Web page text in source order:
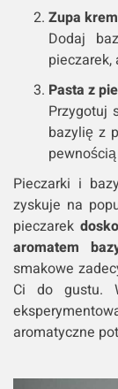
Zupa
Dodaj
Pasta z
Przygotuj
bazylię z
Pieczarki i
zyskuje na
pieczarek
aromatem
smakowe
Ci do gustu.
aromatyczne